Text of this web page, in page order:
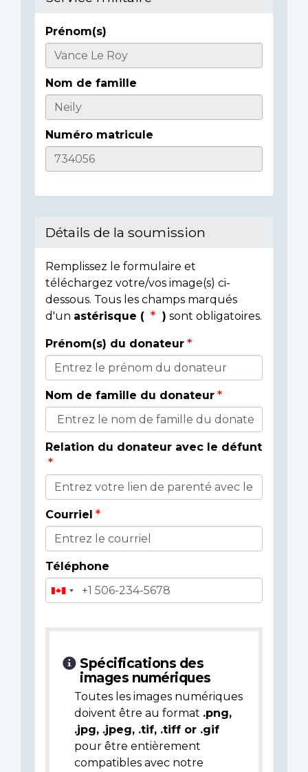
Informations
sur
l'individu
Prénom(s)
Nom de famille
Numéro matricule
Détails de la soumission
Remplissez le formulaire et
téléchargez votre/vos image(s) ci-
dessous. Tous les champs marqués
d'un astérisque ( ) sont obligatoires.
Détails
du
donateur
Prénom(s) du donateur
Nom de famille du donateur
Relation du donateur avec le défunt
Courriel
Téléphone
Spécifications des
images numériques
Toutes les images numériques
doivent être au format .png,
.jpg, .jpeg, .tif, .tiff or .gif
pour être entièrement
compatibles avec notre